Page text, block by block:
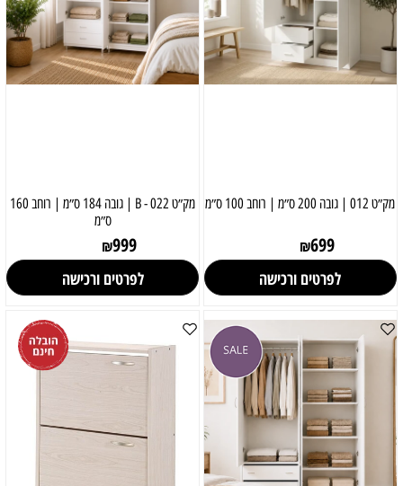
מק״ט 012 | גובה 200 ס״מ | רוחב 100 ס״מ
₪699
לפרטים ורכישה
מק״ט 022 - B | גובה 184 ס״מ | רוחב 160
ס״מ
₪999
לפרטים ורכישה